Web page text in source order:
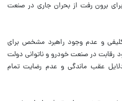
برون رفت از بحران جاری در صنعت
و عدم وجود راهبرد مشخص برای
در صنعت خودرو و ناتوانی دولت
عقب ماندگی و عدم رضایت تمام